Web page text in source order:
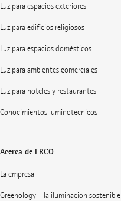
Luz para espacios exteriores
Luz para edificios religiosos
Luz para espacios domésticos
Luz para ambientes comerciales
Luz para hoteles y restaurantes
Conocimientos luminotécnicos
Acerca de ERCO
La empresa
Greenology – la iluminación sostenible